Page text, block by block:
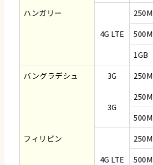
ハンガリー
4G LTE
1GB
バングラデシュ
3G
フィリピン
3G
4G LTE